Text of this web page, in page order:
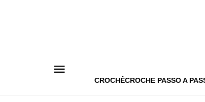
CROCHÊCROCHE PASSO A